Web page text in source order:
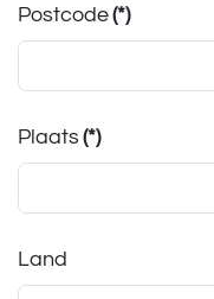
Postcode(*)
Plaats (*)
Land